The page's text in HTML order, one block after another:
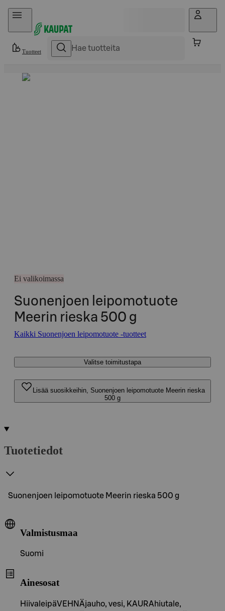
Hyppää sisältöön
Tuotteet
Ei valikoimassa
Suonenjoen leipomotuote
Meerin rieska 500 g
Kaikki Suonenjoen leipomotuote -tuotteet
Valitse toimitustapa
Lisää suosikkeihin, Suonenjoen leipomotuote Meerin rieska
500 g
Tuotetiedot
Suonenjoen leipomotuote Meerin rieska 500 g
Valmistusmaa
Suomi
Ainesosat
HiivaleipäVEHNÄjauho, vesi, KAURAhiutale,